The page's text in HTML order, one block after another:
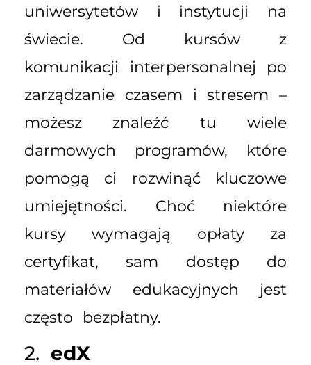
uniwersytetów i instytucji na
świecie. Od kursów z
komunikacji interpersonalnej po
zarządzanie czasem i stresem –
możesz znaleźć tu wiele
darmowych programów, które
pomogą ci rozwinąć kluczowe
umiejętności. Choć niektóre
kursy wymagają opłaty za
certyfikat, sam dostęp do
materiałów edukacyjnych jest
często bezpłatny.
2. edX